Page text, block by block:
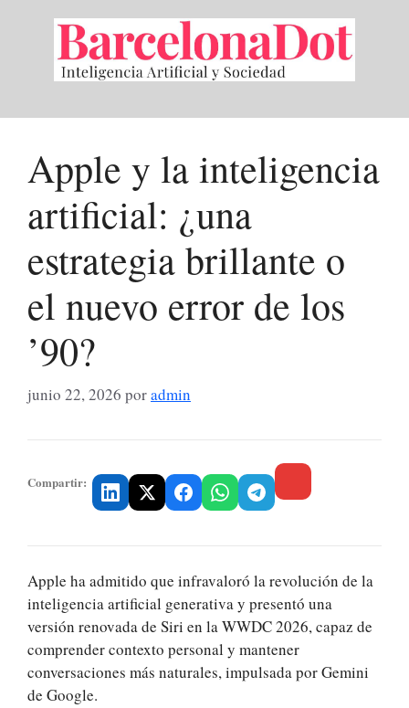
contenido
Apple y la inteligencia
artificial: ¿una
estrategia brillante o
el nuevo error de los
’90?
junio 22, 2026 poradmin
Compartir:
Apple ha admitido que infravaloró la revolución de la
inteligencia artificial generativa y presentó una
versión renovada de Siri en la WWDC 2026, capaz de
comprender contexto personal y mantener
conversaciones más naturales, impulsada por Gemini
de Google.